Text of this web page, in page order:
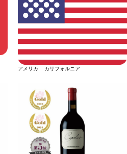
アメリカ カリフォルニア